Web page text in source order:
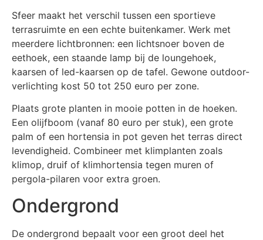
Sfeer maakt het verschil tussen een sportieve
terrasruimte en een echte buitenkamer. Werk met
meerdere lichtbronnen: een lichtsnoer boven de
eethoek, een staande lamp bij de loungehoek,
kaarsen of led-kaarsen op de tafel. Gewone outdoor-
verlichting kost 50 tot 250 euro per zone.
Plaats grote planten in mooie potten in de hoeken.
Een olijfboom (vanaf 80 euro per stuk), een grote
palm of een hortensia in pot geven het terras direct
levendigheid. Combineer met klimplanten zoals
klimop, druif of klimhortensia tegen muren of
pergola-pilaren voor extra groen.
Ondergrond
De ondergrond bepaalt voor een groot deel het